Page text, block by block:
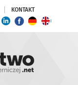
KONTAKT